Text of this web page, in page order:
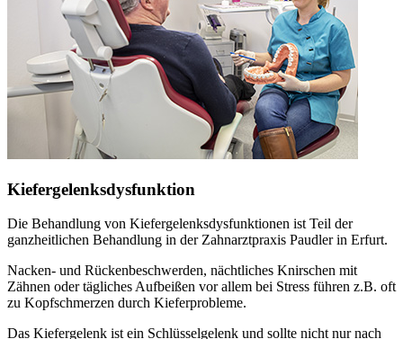
Kiefergelenksdysfunktion
Die Behandlung von Kiefergelenksdysfunktionen ist Teil der
ganzheitlichen Behandlung in der Zahnarztpraxis Paudler in Erfurt.
Nacken- und Rückenbeschwerden, nächtliches Knirschen mit
Zähnen oder tägliches Aufbeißen vor allem bei Stress führen z.B. oft
zu Kopfschmerzen durch Kieferprobleme.
Das Kiefergelenk ist ein Schlüsselgelenk und sollte nicht nur nach